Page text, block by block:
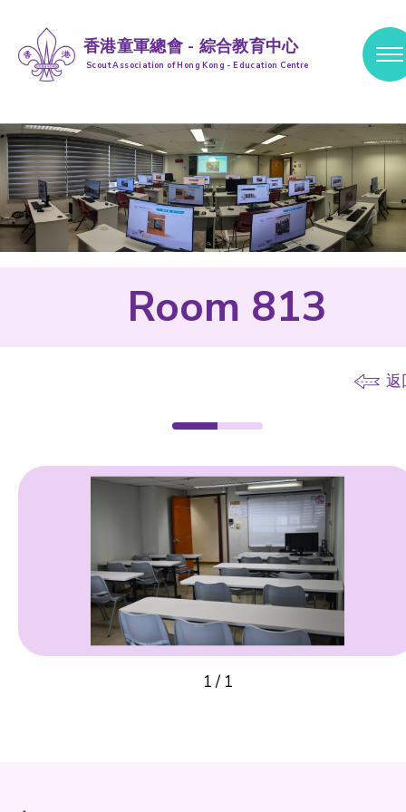
香港童軍總會 - 綜合教育中心
Scout Association of Hong Kong - Education Centre
跳到內容 (按輸入鍵)
Room 813
返
1 / 1